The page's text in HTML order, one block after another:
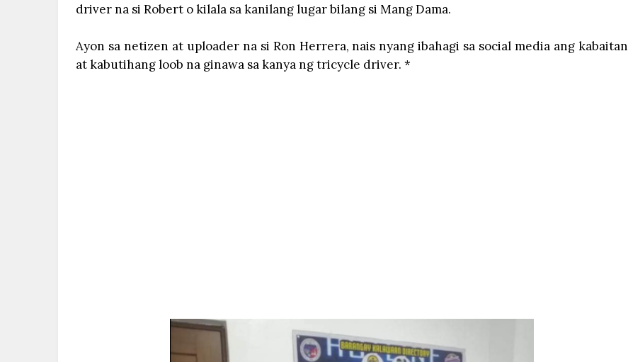
driver na si Robert o kilala sa kanilang lugar bilang si Mang Dama.
Ayon sa netizen at uploader na si Ron Herrera, nais nyang ibahagi sa social media ang kabaitan
at kabutihang loob na ginawa sa kanya ng tricycle driver. *